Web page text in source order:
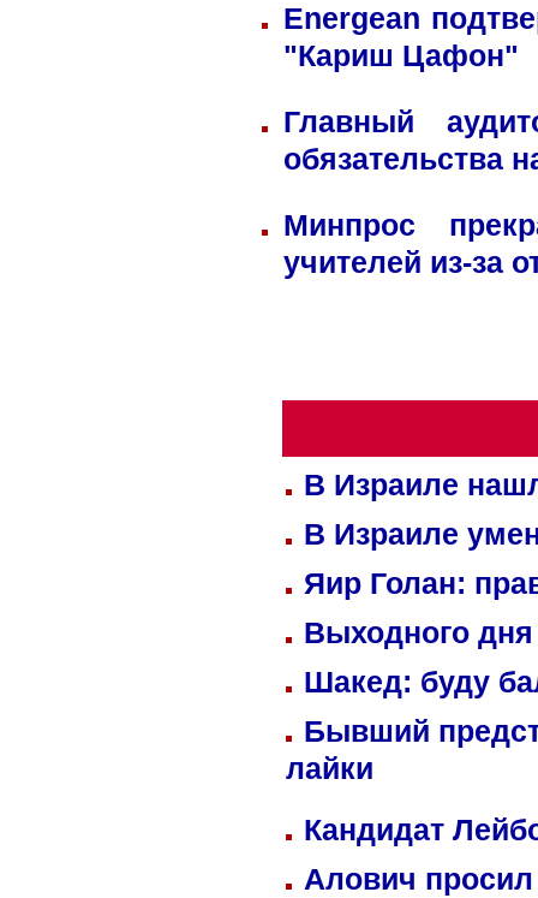
Energean
"Кариш Цафон"
Главный
обязательства
Минпрос
учителей из-за
В Израиле
В Израиле
Яир Голан:
Выходного
Шакед: буду
Бывший
лайки
Кандидат
Алович просил